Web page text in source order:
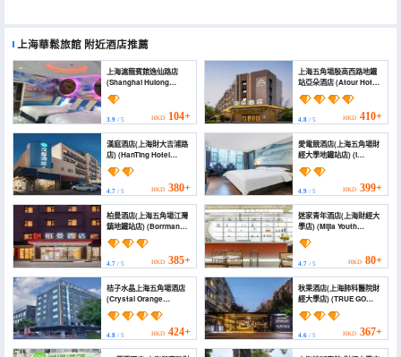
上海華鬆旅館 附近酒店推薦
上海滬龍賓館逸仙路店
(Shanghai Hulong
Hotel)
3.9 / 5 HKD 104+
上海五角場殷高西路地鐵
站亞朵酒店 (Atour Hotel
Shanghai Wujiaochang
West Yingao Road
Metro Station)
4.8/ 5 HKD 410+
漢庭酒店(上海財大吉浦路
店) (HanTing Hotel
(Shanghai University of
Finance and
Economics Jipu Road))
4.7 / 5 HKD 380+
愛電競酒店(上海五角場財
經大學地鐵站店) (i
Electronic Sports Hotel
(Shanghai Wujiaochang
University of Finance
Subway Station))
4.9/ 5 HKD 399+
柏曼酒店(上海五角場江灣
鎮地鐵站店) (Borrman
Hotel (Shanghai
Wujiaochang Jiangwan
Metro Station Branch))
4.7 / 5 HKD 385+
迷家青年酒店(上海財經大
學店) (Mijia Youth
Hotelzhongxindian，
Shanghai SUFE)
4.7/ 5 HKD 80+
桔子水晶上海五角場酒店
(Crystal Orange
Shanghai Wujiaochang
Hotel)
4.8 / 5 HKD 424+
秋果酒店(上海肺科醫院財
經大學店) (TRUE GO
Hotel (Shanghai
Wujiaochang
University of Finance
and Economics Subway
Station))
4.6/ 5 HKD 367+